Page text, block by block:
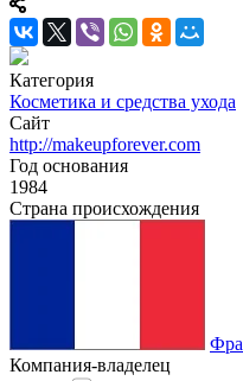
Категория
Косметика и средства ухода
Сайт
http://makeupforever.com
Год основания
1984
Страна происхождения
Компания-владелец